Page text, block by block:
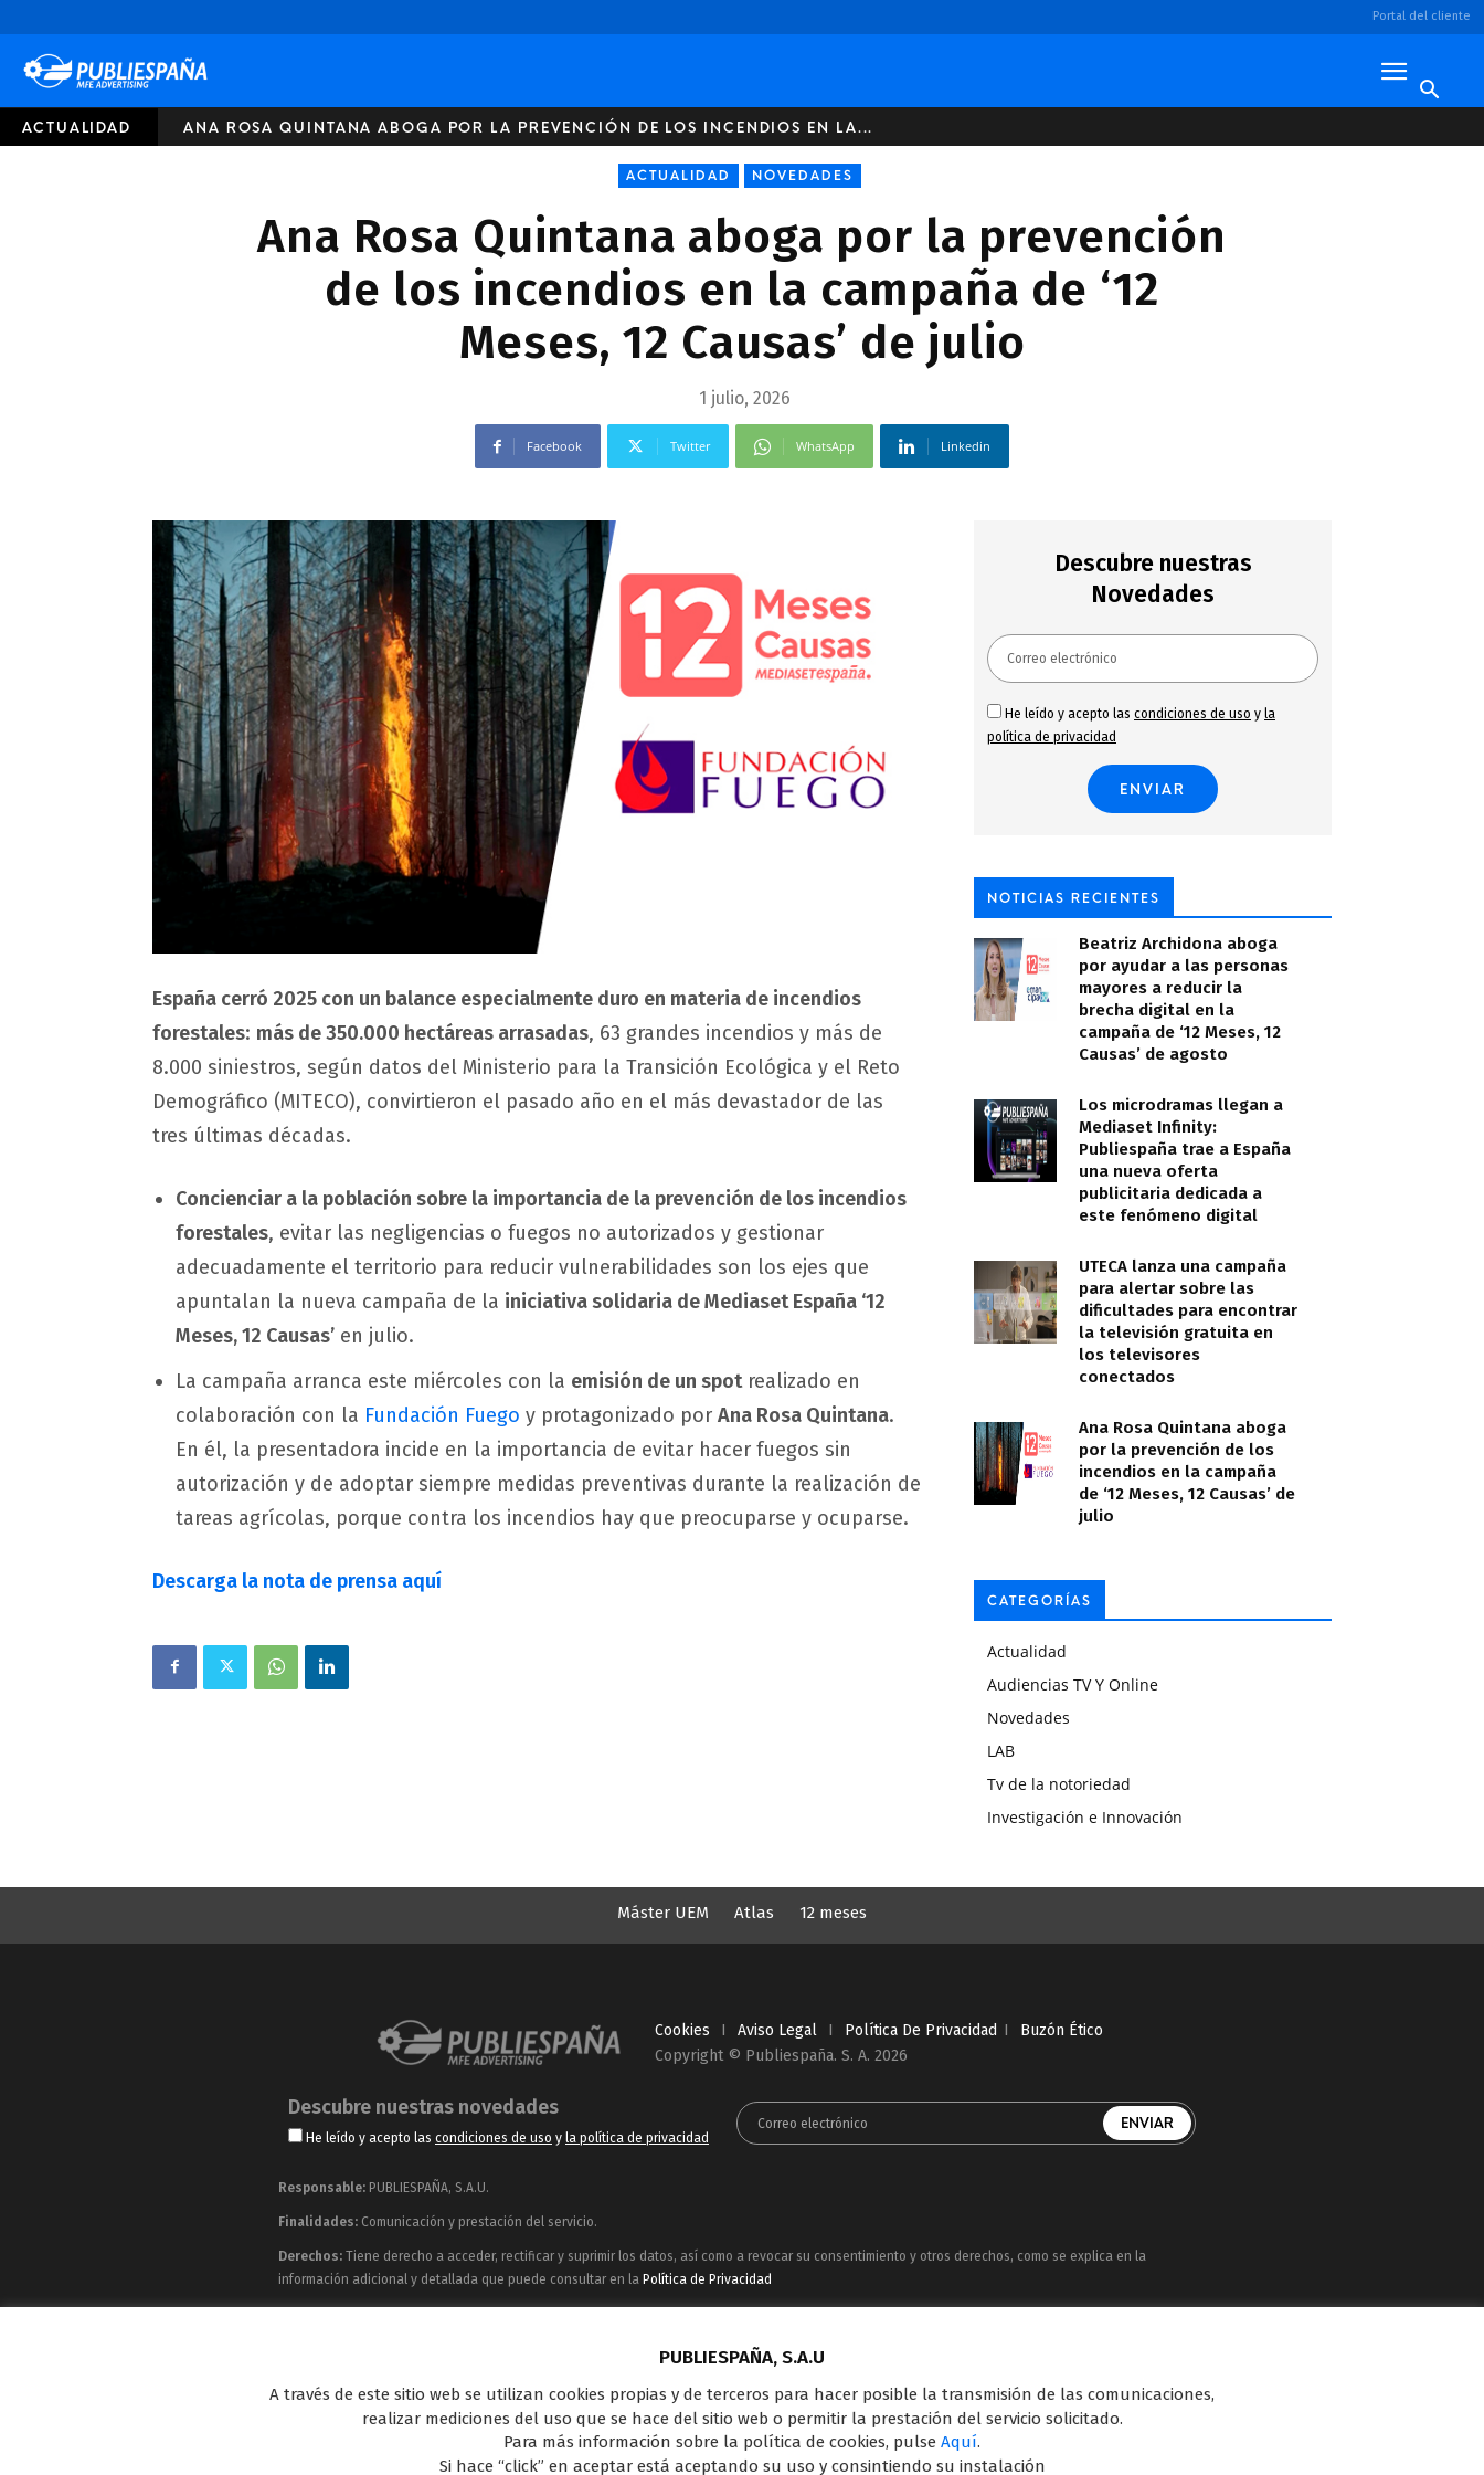
Portal del cliente
ACTUALIDAD ANA ROSA QUINTANA ABOGA POR LA PREVENCIÓN DE LOS INCENDIOS EN LA...
ACTUALIDAD NOVEDADES
Ana Rosa Quintana aboga por la prevención
de los incendios en la campaña de ‘12
Meses, 12 Causas’ de julio
1 julio, 2026
Facebook Twitter WhatsApp Linkedin
España cerró 2025 con un balance especialmente duro en materia de incendios
forestales: más de 350.000 hectáreas arrasadas, 63 grandes incendios y más de
8.000 siniestros, según datos del Ministerio para la Transición Ecológica y el Reto
Demográfico (MITECO), convirtieron el pasado año en el más devastador de las
tres últimas décadas.
Concienciar a la población sobre la importancia de la prevención de los incendios
forestales, evitar las negligencias o fuegos no autorizados y gestionar
adecuadamente el territorio para reducir vulnerabilidades son los ejes que
apuntalan la nueva campaña de la iniciativa solidaria de Mediaset España ‘12
Meses, 12 Causas’ en julio.
La campaña arranca este miércoles con la emisión de un spotrealizado en
colaboración con la Fundación Fuego y protagonizado por Ana Rosa Quintana.
En él, la presentadora incide en la importancia de evitar hacer fuegos sin
autorización y de adoptar siempre medidas preventivas durante la realización de
tareas agrícolas, porque contra los incendios hay que preocuparse y ocuparse.
Descarga la nota de prensa aquí
Descubre nuestras
Novedades
He leído y acepto las condiciones de uso y la
política de privacidad
NOTICIAS RECIENTES
Beatriz Archidona aboga
por ayudar a las personas
mayores a reducir la
brecha digital en la
campaña de ‘12 Meses, 12
Causas’ de agosto
Los microdramas llegan a
Mediaset Infinity:
Publiespaña trae a España
una nueva oferta
publicitaria dedicada a
este fenómeno digital
UTECA lanza una campaña
para alertar sobre las
dificultades para encontrar
la televisión gratuita en
los televisores
conectados
Ana Rosa Quintana aboga
por la prevención de los
incendios en la campaña
de ‘12 Meses, 12 Causas’ de
julio
CATEGORÍAS
Actualidad
Audiencias TV Y Online
Novedades
LAB
Tv de la notoriedad
Investigación e Innovación
Máster UEM Atlas 12 meses
Cookies I Aviso Legal I Política De Privacidad I
Buzón Ético
Copyright © Publiespaña. S. A. 2026
Descubre nuestras novedades
He leído y acepto las condiciones de uso y la política de privacidad
Responsable: PUBLIESPAÑA, S.A.U.
Finalidades: Comunicación y prestación del servicio.
Derechos: Tiene derecho a acceder, rectificar y suprimir los datos, así como a revocar su consentimiento y otros derechos, como se explica en la
información adicional y detallada que puede consultar en la Política de Privacidad
Energy y Be Mad, así como de una amplia oferta en el panorama de medios y con una gran experiencia en la comercialización de diferentes soportes en Internet y TV
Outdoor Digital.
PUBLIESPAÑA, S.A.U
A través de este sitio web se utilizan cookies propias y de terceros para hacer posible la transmisión de las comunicaciones,
realizar mediciones del uso que se hace del sitio web o permitir la prestación del servicio solicitado.
Para más información sobre la política de cookies, pulse Aquí.
Si hace “click” en aceptar está aceptando su uso y consintiendo su instalación